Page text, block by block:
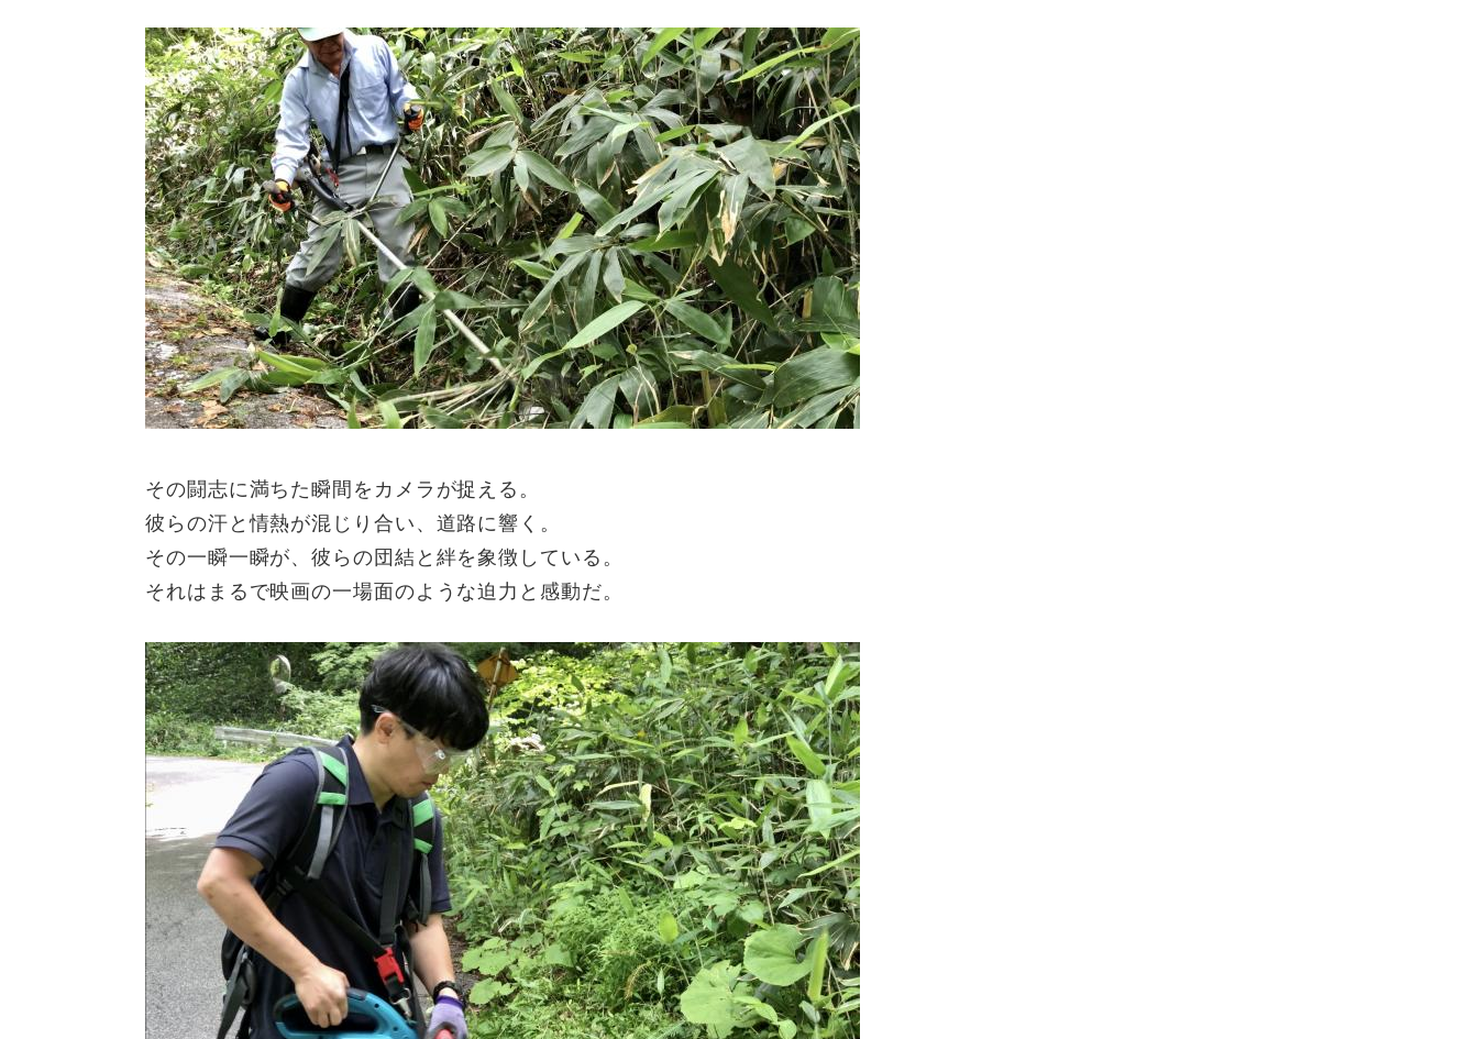
その闘志に満ちた瞬間をカメラが捉える。
彼らの汗と情熱が混じり合い、道路に響く。
その一瞬一瞬が、彼らの団結と絆を象徴している。
それはまるで映画の一場面のような迫力と感動だ。